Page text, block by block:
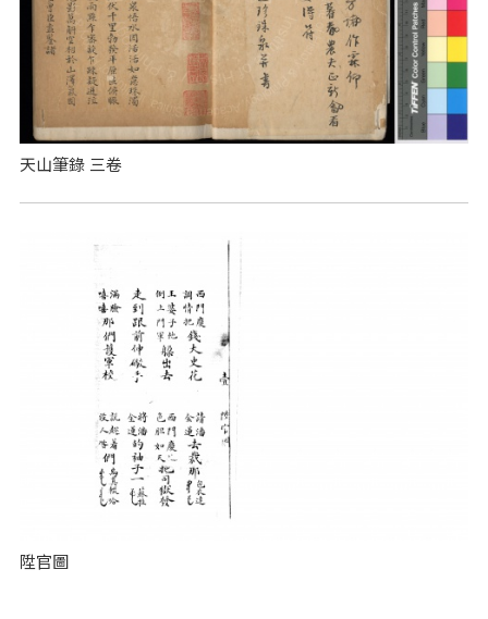
天山筆錄 三卷
陞官圖